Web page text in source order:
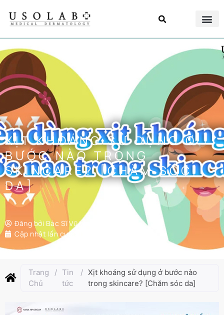
XỊT KHOÁNG SỬ DỤNG Ở
BƯỚC NÀO TRONG
SKINCARE? [CHĂM SÓC
DA]
Đăng bởi Bác Sĩ Vũ Vân Anh
Cập nhật lần cuối:
Trang
Chủ
/ Tin
tức
/ Xịt khoáng sử dụng ở bước nào
trong skincare? [Chăm sóc da]